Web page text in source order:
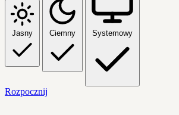
Jasny Ciemny Systemowy
Rozpocznij